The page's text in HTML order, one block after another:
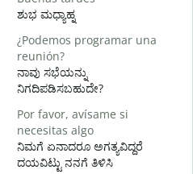
ಶುಭ ಮಧ್ಯಾಹ್ನ
¿Podemos programar una
reunión?
ನಾವು ಸಭೆಯನ್ನು
ನಿಗದಿಪಡಿಸಬಹುದೇ?
Por favor, avísame si
necesitas algo
ನಿಮಗೆ ಏನಾದರೂ ಅಗತ್ಯವಿದ್ದರೆ
ದಯವಿಟ್ಟು ನನಗೆ ತಿಳಿಸಿ